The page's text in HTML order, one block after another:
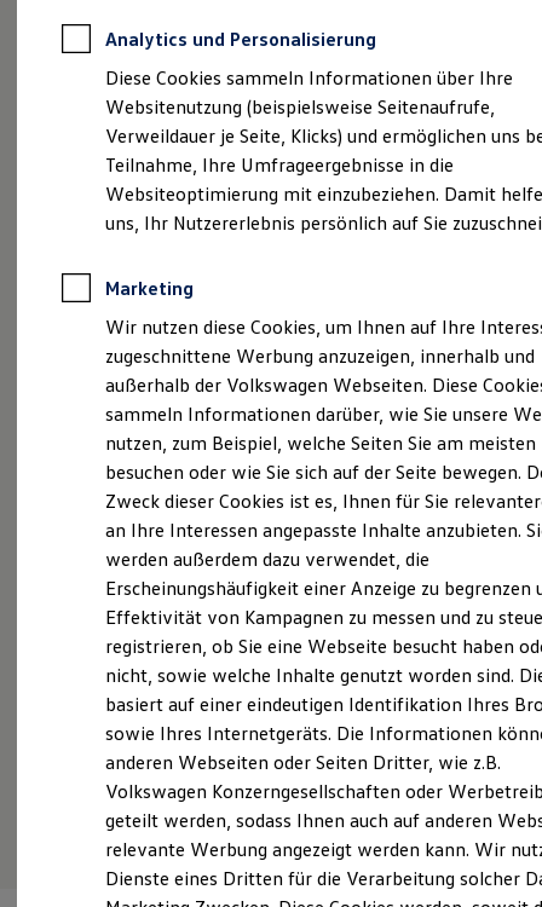
Autokredit mit Schlussrate
Versicherungen und Garantien
Kfz-Versicherung
Restschuldversicherungen
Garantien
Wartungsverträge
Geschäftskunden
Professional Class bei Volkswagen
Großkunden
Behörden
Anpfiff zum Gewinn
Elektroautos
ID. Tutorials
Elektrofahrzeugkonzepte
Reichweite
Reichweite der ID. Modelle
Reichweite im Winter
Laden
Laden unterwegs
Laden Zuhause
Ladezeitensimulator
Batterie
Sicherheit
Garantie und Lebensdauer
Nachhaltigkeit
Technologie
Kosten und Kauf
Verbrauchskosten
Kaufoptionen
E-Auto-Förderung
Software und Konnektivität
Die ID. Software 6
ID. Software Versionen und Updates
Digitale Extras
Schnittstellen zu Ihrem ID.
Impressum & Rechtliches)
Probefahrt vereinbaren
Fahrzeugangebot anfordern
Servicetermin buchen
Serviceanfrage stellen
Analytics und Personalisierung
Diese Cookies sammeln Informationen über Ihre
Websitenutzung (beispielsweise Seitenaufrufe,
Verweildauer je Seite, Klicks) und ermöglichen uns
Teilnahme, Ihre Umfrageergebnisse in die
Websiteoptimierung mit einzubeziehen. Damit
uns, Ihr Nutzererlebnis persönlich auf Sie
Marketing
Wir nutzen diese Cookies, um Ihnen auf Ihre
zugeschnittene Werbung anzuzeigen, innerhalb und
außerhalb der Volkswagen Webseiten. Diese
sammeln Informationen darüber, wie Sie unsere
nutzen, zum Beispiel, welche Seiten Sie am meisten
besuchen oder wie Sie sich auf der Seite bewegen.
Zweck dieser Cookies ist es, Ihnen für Sie
an Ihre Interessen angepasste Inhalte anzubieten.
werden außerdem dazu verwendet, die
Erscheinungshäufigkeit einer Anzeige zu begrenzen
Effektivität von Kampagnen zu messen und zu
registrieren, ob Sie eine Webseite besucht haben
nicht, sowie welche Inhalte genutzt worden sind.
basiert auf einer eindeutigen Identifikation Ihres
sowie Ihres Internetgeräts. Die Informationen
anderen Webseiten oder Seiten Dritter, wie z.B.
Volkswagen Konzerngesellschaften oder
geteilt werden, sodass Ihnen auch auf anderen
relevante Werbung angezeigt werden kann. Wir
Dienste eines Dritten für die Verarbeitung solcher